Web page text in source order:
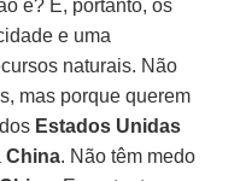
é? E, portanto, os
e uma
naturais. Não
mas porque querem
Estados Unidas
China. Não têm medo